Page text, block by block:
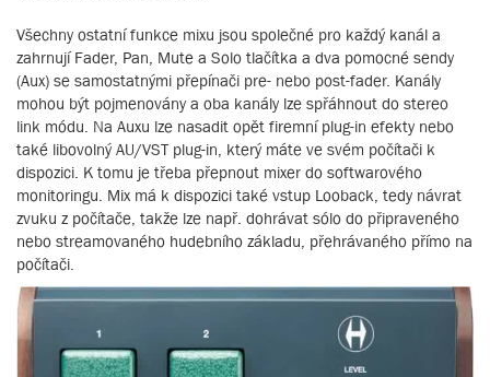
Všechny ostatní funkce mixu jsou společné pro každý kanál a
zahrnují Fader, Pan, Mute a Solo tlačítka a dva pomocné sendy
(Aux) se samostatnými přepínači pre- nebo post-fader. Kanály
mohou být pojmenovány a oba kanály lze spřáhnout do stereo
link módu. Na Auxu lze nasadit opět firemní plug-in efekty nebo
také libovolný AU/VST plug-in, který máte ve svém počítači k
dispozici. K tomu je třeba přepnout mixer do softwarového
monitoringu. Mix má k dispozici také vstup Looback, tedy návrat
zvuku z počítače, takže lze např. dohrávat sólo do připraveného
nebo streamovaného hudebního základu, přehrávaného přímo na
počítači.